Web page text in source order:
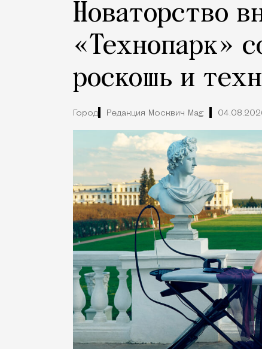
Новаторство
«Технопарк»
роскошь и
Город Редакция Москвич Mag